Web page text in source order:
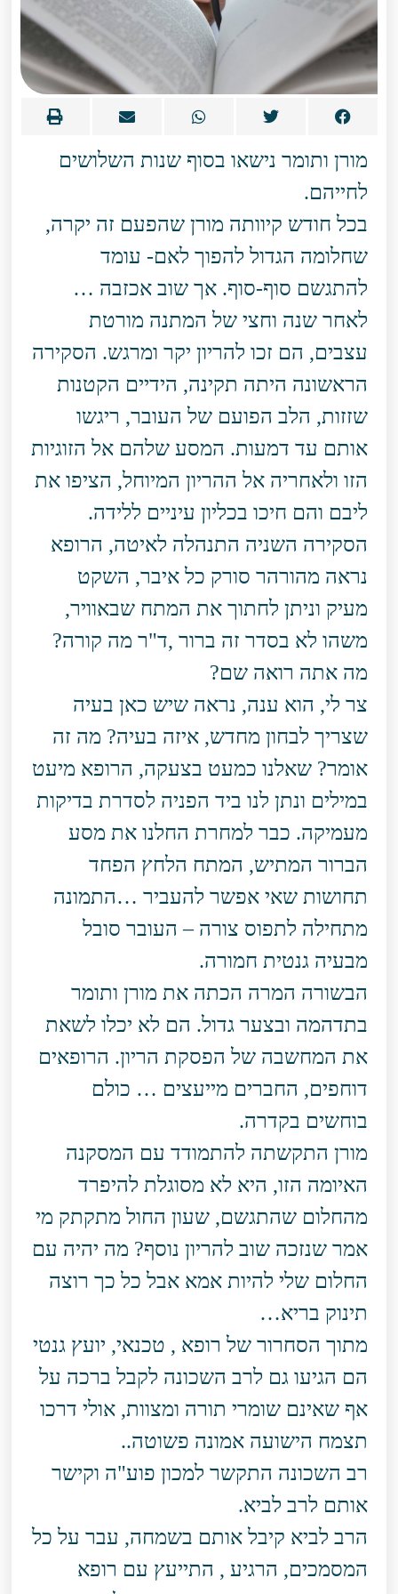
מורן ותומר נישאו בסוף שנות השלושים
לחייהם.
בכל חודש קיוותה מורן שהפעם זה יקרה,
שחלומה הגדול להפוך לאם- עומד
להתגשם סוף-סוף. אך שוב אכזבה …
לאחר שנה וחצי של המתנה מורטת
עצבים, הם זכו להריון יקר ומרגש. הסקירה
הראשונה היתה תקינה, הידיים הקטנות
שזזות, הלב הפועם של העובר, ריגשו
אותם עד דמעות. המסע שלהם אל הזוגיות
הזו ולאחריה אל ההריון המיוחל, הציפו את
ליבם והם חיכו בכליון עיניים ללידה.
הסקירה השניה התנהלה לאיטה, הרופא
נראה מהורהר סורק כל איבר, השקט
מעיק וניתן לחתוך את המתח שבאוויר,
משהו לא בסדר זה ברור ,ד"ר מה קורה?
מה אתה רואה שם?
צר לי, הוא ענה, נראה שיש כאן בעיה
שצריך לבחון מחדש, איזה בעיה? מה זה
אומר? שאלנו כמעט בצעקה, הרופא מיעט
במילים ונתן לנו ביד הפניה לסדרת בדיקות
מעמיקה. כבר למחרת החלנו את מסע
הברור המתיש, המתח הלחץ הפחד
תחושות שאי אפשר להעביר …התמונה
מתחילה לתפוס צורה – העובר סובל
מבעיה גנטית חמורה.
הבשורה המרה הכתה את מורן ותומר
בתדהמה ובצער גדול. הם לא יכלו לשאת
את המחשבה של הפסקת הריון. הרופאים
דוחפים, החברים מייעצים … כולם
בוחשים בקדרה.
מורן התקשתה להתמודד עם המסקנה
האיומה הזו, היא לא מסוגלת להיפרד
מהחלום שהתגשם, שעון החול מתקתק מי
אמר שנזכה שוב להריון נוסף? מה יהיה עם
החלום שלי להיות אמא אבל כל כך רוצה
תינוק בריא…
מתוך הסחרור של רופא , טכנאי, יועץ גנטי
הם הגיעו גם לרב השכונה לקבל ברכה על
אף שאינם שומרי תורה ומצוות, אולי דרכו
תצמח הישועה אמונה פשוטה..
רב השכונה התקשר למכון פוע"ה וקישר
אותם לרב לביא.
הרב לביא קיבל אותם בשמחה, עבר על כל
המסמכים, הרגיע , התייעץ עם רופא